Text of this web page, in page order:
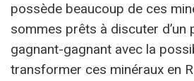
possède beaucoup de ces
sommes prêts à discuter d’un
gagnant-gagnant avec la
transformer ces minéraux en